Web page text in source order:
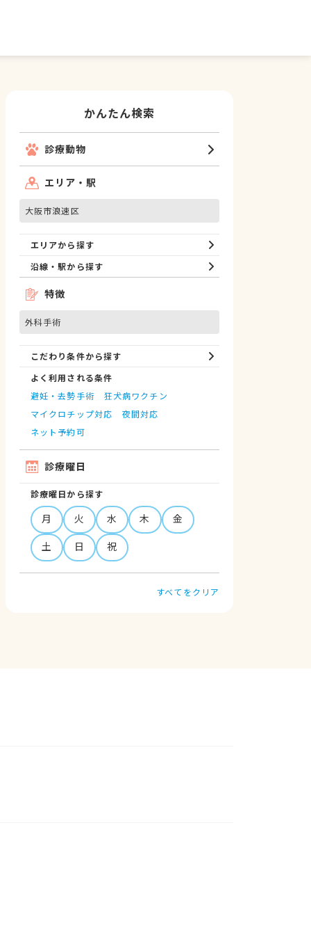
かんたん検索
診療動物
エリア・駅
大阪市浪速区
エリアから探す
沿線・駅から探す
特徴
外科手術
こだわり条件から探す
よく利用される条件
避妊・去勢手術
狂犬病ワクチン
マイクロチップ対応
夜間対応
ネット予約可
診療曜日
診療曜日から探す
月 火 水 木
金
土
日 祝
すべてをクリア